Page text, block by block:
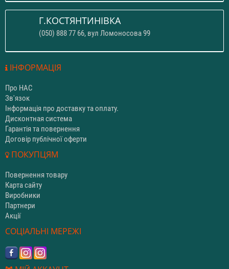
Г.КОСТЯНТИНІВКА
(050) 888 77 66, вул Ломоносова 99
ІНФОРМАЦІЯ
Про НАС
Зв'язок
Інформація про доставку та оплату.
Дисконтная система
Гарантія та повернення
Договір публічної оферти
ПОКУПЦЯМ
Повернення товару
Карта сайту
Виробники
Партнери
Акції
СОЦІАЛЬНІ МЕРЕЖІ